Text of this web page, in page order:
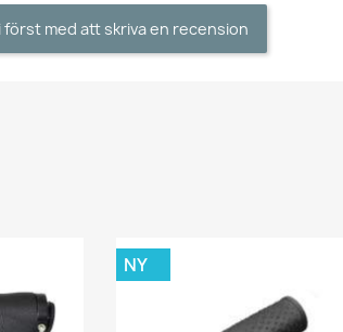
först med att skriva en recension
NY